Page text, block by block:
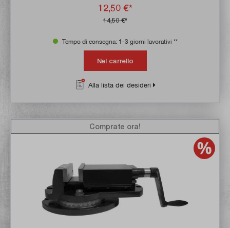
12,50 €*
14,50 €*
Tempo di consegna: 1-3 giorni lavorativi **
Nel carrello
Alla lista dei desideri
Comprate ora!